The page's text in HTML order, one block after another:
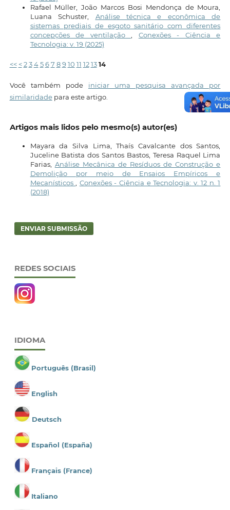
Rafael Müller, João Marcos Bosi Mendonça de Moura,
Luana Schuster, Análise técnica e econômica de
sistemas prediais de esgoto sanitário com diferentes
concepções de ventilação, Conexões - Ciência e
Tecnologia: v. 19 (2025)
<< < 2 3 4 5 6 7 8 9 10 11 12 13 14
Você também pode iniciar uma pesquisa avançada por
similaridadepara este artigo.
Artigos mais lidos pelo mesmo(s) autor(es)
Mayara da Silva Lima, Thaís Cavalcante dos Santos,
Juceline Batista dos Santos Bastos, Teresa Raquel Lima
Farias, Análise Mecânica de Resíduos de Construção e
Demolição por meio de Ensaios Empíricos e
Mecanísticos
Conexões - Ciência e Tecnologia: v. 12 n. 1
(2018)
ENVIAR SUBMISSÃO
REDES SOCIAIS
IDIOMA
Português (Brasil)
English
Deutsch
Español (España)
Français (France)
Italiano